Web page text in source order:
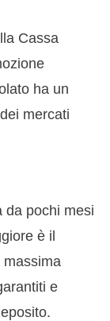
Cassa
ha un
mercati
da pochi mesi
è il
massima
e